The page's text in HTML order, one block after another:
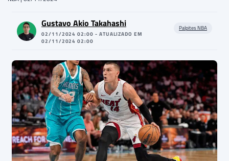
Gustavo Akio Takahashi
02/11/2024 02:00 - ATUALIZADO EM
02/11/2024 02:00
Palpites NBA